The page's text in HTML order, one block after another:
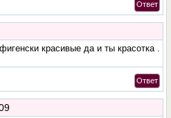
Ответ
красивые да и ты красотка .
Ответ